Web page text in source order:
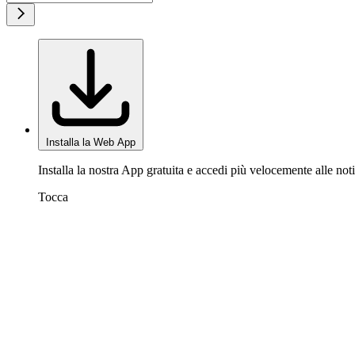
Installa la Web App
Installa la nostra App gratuita e accedi più velocemente alle
Tocca